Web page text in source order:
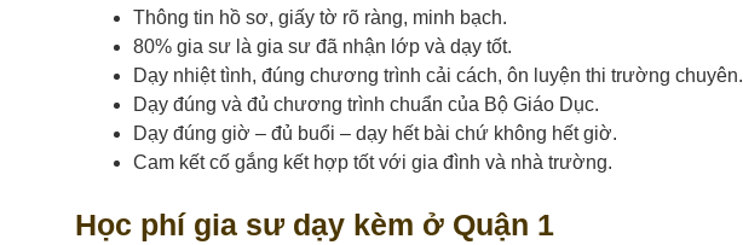
Thông tin hồ sơ, giấy tờ rõ ràng, minh bạch.
80% gia sư là gia sư đã nhận lớp và dạy tốt.
Dạy nhiệt tình, đúng chương trình cải cách, ôn luyện thi trường chuyên.
Dạy đúng và đủ chương trình chuẩn của Bộ Giáo Dục.
Dạy đúng giờ – đủ buổi – dạy hết bài chứ không hết giờ.
Cam kết cố gắng kết hợp tốt với gia đình và nhà trường.
Học phí gia sư dạy kèm ở Quận 1